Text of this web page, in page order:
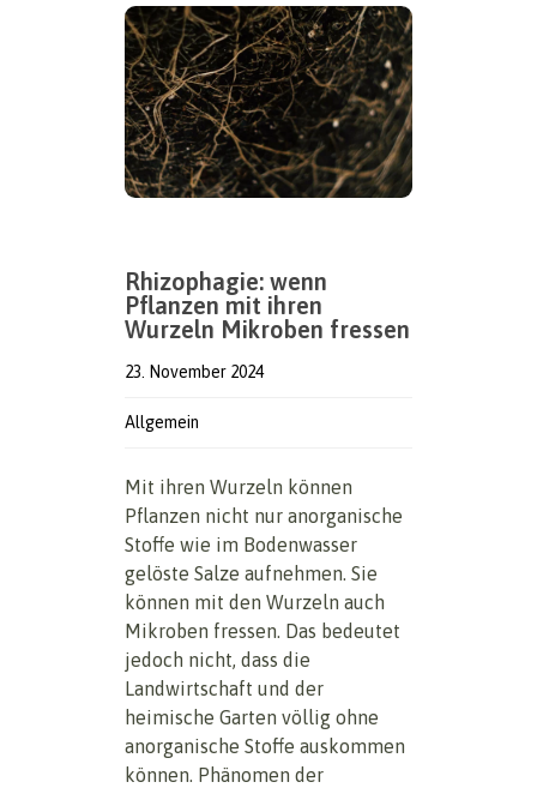
Rhizophagie: wenn
Pflanzen mit ihren
Wurzeln Mikroben fressen
23. November 2024
Allgemein
Mit ihren Wurzeln können
Pflanzen nicht nur anorganische
Stoffe wie im Bodenwasser
gelöste Salze aufnehmen. Sie
können mit den Wurzeln auch
Mikroben fressen. Das bedeutet
jedoch nicht, dass die
Landwirtschaft und der
heimische Garten völlig ohne
anorganische Stoffe auskommen
können. Phänomen der